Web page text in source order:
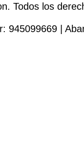
Todos los
945099669 |